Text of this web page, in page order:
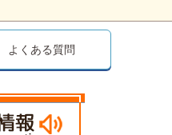
よくある質問